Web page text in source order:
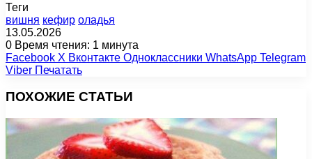
Теги
вишня кефир оладья
13.05.2026
0 Время чтения: 1 минута
Facebook X Вконтакте Одноклассники WhatsApp Telegram
Viber Печатать
ПОХОЖИЕ СТАТЬИ